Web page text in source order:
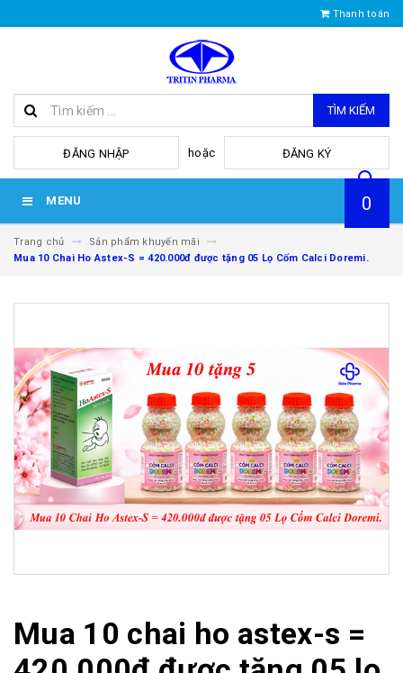
Thanh toán
TÌM KIẾM
ĐĂNG NHẬP hoặc ĐĂNG KÝ
MENU 0
Trang chủ
Sản phẩm khuyến mãi
Mua 10 Chai Ho Astex-S = 420.000đ được tặng 05 Lọ Cốm Calci Doremi.
Mua 10 chai ho astex-s =